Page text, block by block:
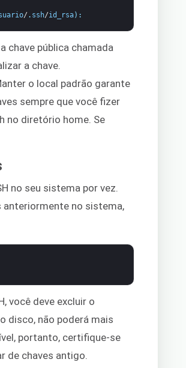
/ . ssh/id_rsa) :
chave pública chamada
a chave.
o local padrão garante
sempre que você fizer
no diretório home. Se
no seu sistema por vez.
anteriormente no sistema,
você deve excluir o
disco, não poderá mais
portanto, certifique-se
de chaves antigo.